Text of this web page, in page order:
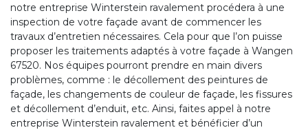
notre entreprise Winterstein ravalement procédera à une
inspection de votre façade avant de commencer les
travaux d’entretien nécessaires. Cela pour que l’on puisse
proposer les traitements adaptés à votre façade à Wangen
67520. Nos équipes pourront prendre en main divers
problèmes, comme : le décollement des peintures de
façade, les changements de couleur de façade, les fissures
et décollement d’enduit, etc. Ainsi, faites appel à notre
entreprise Winterstein ravalement et bénéficier d’un